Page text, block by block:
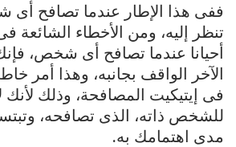
ففى هذا الإطار عندما تصافح
تنظر إليه، ومن الأخطاء الشائعة
أحيانا عندما تصافح أى شخص،
الآخر الواقف بجانبه، وهذا أمر
فى إيتيكيت المصافحة، وذلك لأنك
للشخص ذاته، الذى تصافحه،
مدى اهتمامك به.